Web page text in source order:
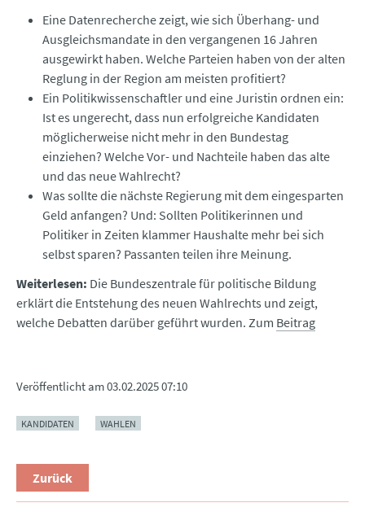
Eine Datenrecherche zeigt, wie sich Überhang- und
Ausgleichsmandate in den vergangenen 16 Jahren
ausgewirkt haben. Welche Parteien haben von der alten
Reglung in der Region am meisten profitiert?
Ein Politikwissenschaftler und eine Juristin ordnen ein:
Ist es ungerecht, dass nun erfolgreiche Kandidaten
möglicherweise nicht mehr in den Bundestag
einziehen? Welche Vor- und Nachteile haben das alte
und das neue Wahlrecht?
Was sollte die nächste Regierung mit dem eingesparten
Geld anfangen? Und: Sollten Politikerinnen und
Politiker in Zeiten klammer Haushalte mehr bei sich
selbst sparen? Passanten teilen ihre Meinung.
Weiterlesen: Die Bundeszentrale für politische Bildung
erklärt die Entstehung des neuen Wahlrechts und zeigt,
welche Debatten darüber geführt wurden. Zum Beitrag
Veröffentlicht am03.02.2025 07:10
KANDIDATEN WAHLEN
Zurück